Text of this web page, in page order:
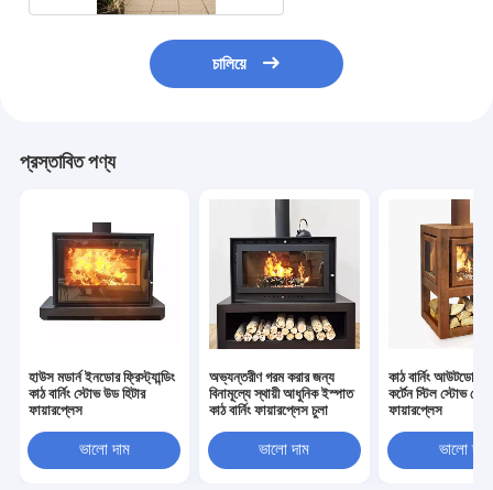
চালিয়ে
প্রস্তাবিত পণ্য
হাউস মডার্ন ইনডোর ফ্রিস্ট্যান্ডিং
কাঠ বার্নিং স্টোভ উড হিটার
ফায়ারপ্লেস
ভালো দাম
অভ্যন্তরীণ গরম করার জন্য
বিনামূল্যে স্থায়ী আধুনিক ইস্পাত
কাঠ বার্নিং ফায়ারপ্লেস চুলা
ভালো দাম
কাঠ বার্নিং আউটডোর
কর্টেন স্টিল স্টোভ
ফায়ারপ্লেস
ভালো দাম